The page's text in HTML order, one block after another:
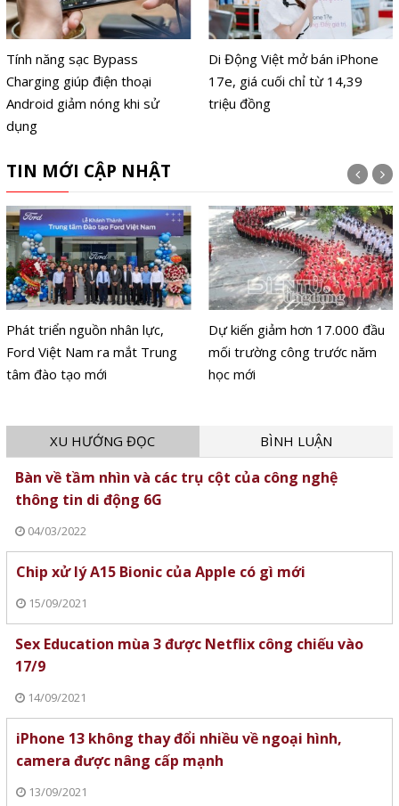
Tính năng sạc Bypass
Charging giúp điện thoại
Android giảm nóng khi sử
dụng
Di Động Việt mở bán iPhone
17e, giá cuối chỉ từ 14,39
triệu đồng
TIN MỚI CẬP NHẬT
Phát triển nguồn nhân lực,
Ford Việt Nam ra mắt Trung
tâm đào tạo mới
Dự kiến giảm hơn 17.000 đầu
mối trường công trước năm
học mới
XU HƯỚNG ĐỌC BÌNH LUẬN
Bàn về tầm nhìn và các trụ cột của công nghệ
thông tin di động 6G
04/03/2022
Chip xử lý A15 Bionic của Apple có gì mới
15/09/2021
Sex Education mùa 3 được Netflix công chiếu vào
17/9
14/09/2021
iPhone 13 không thay đổi nhiều về ngoại hình,
camera được nâng cấp mạnh
13/09/2021